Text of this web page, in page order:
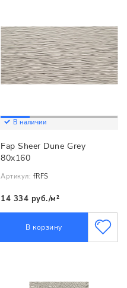
В наличии
Fap Sheer Dune Grey
80x160
Артикул: fRFS
14 334 руб./м²
В корзину